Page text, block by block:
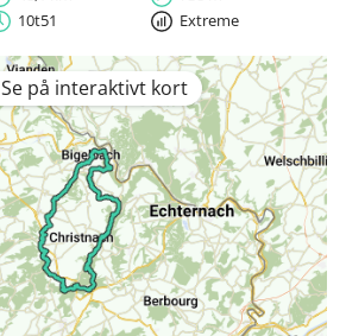
10t51
Extreme
Se på interaktivt kort